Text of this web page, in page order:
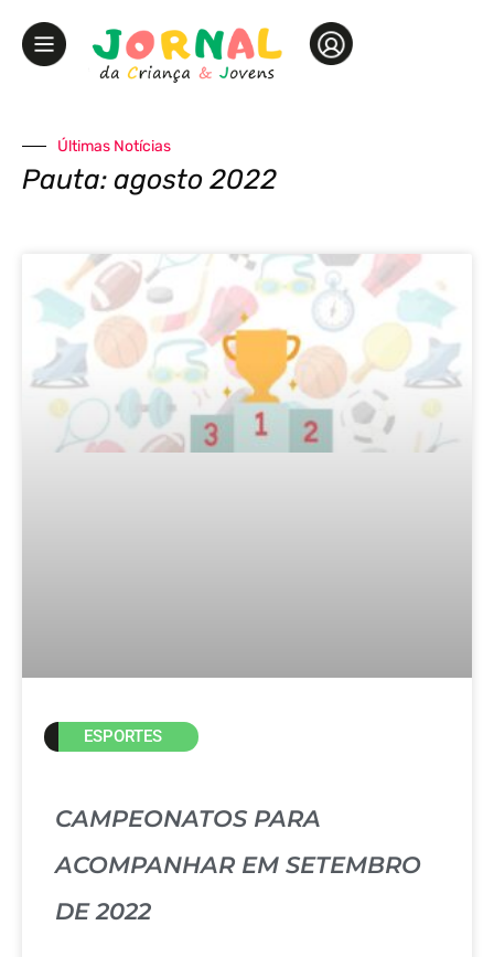
Últimas Notícias
Pauta: agosto 2022
ESPORTES
CAMPEONATOS PARA
ACOMPANHAR EM SETEMBRO
DE 2022